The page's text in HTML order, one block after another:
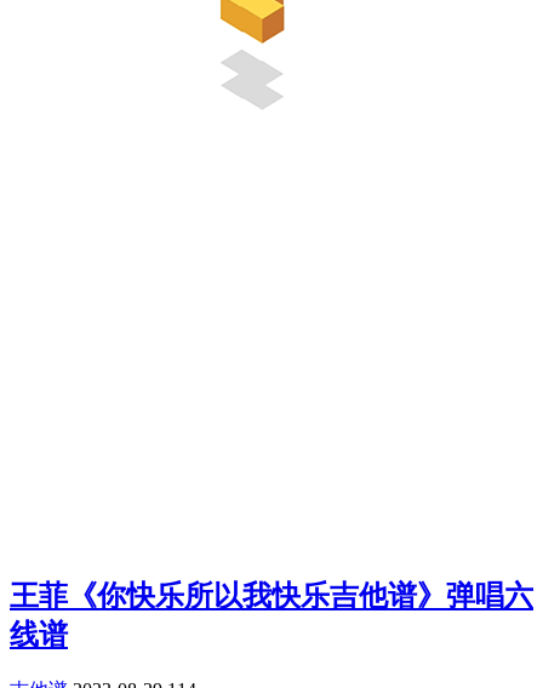
王菲《你快乐所以我快乐吉他谱》弹唱六
线谱